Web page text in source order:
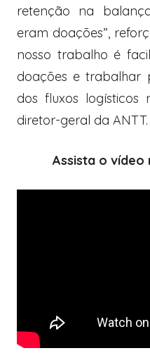
retenção na
eram doações”,
nosso trabalho é
doações e trabalhar
dos fluxos logísticos
diretor-geral da ANTT.
Assista o vídeo